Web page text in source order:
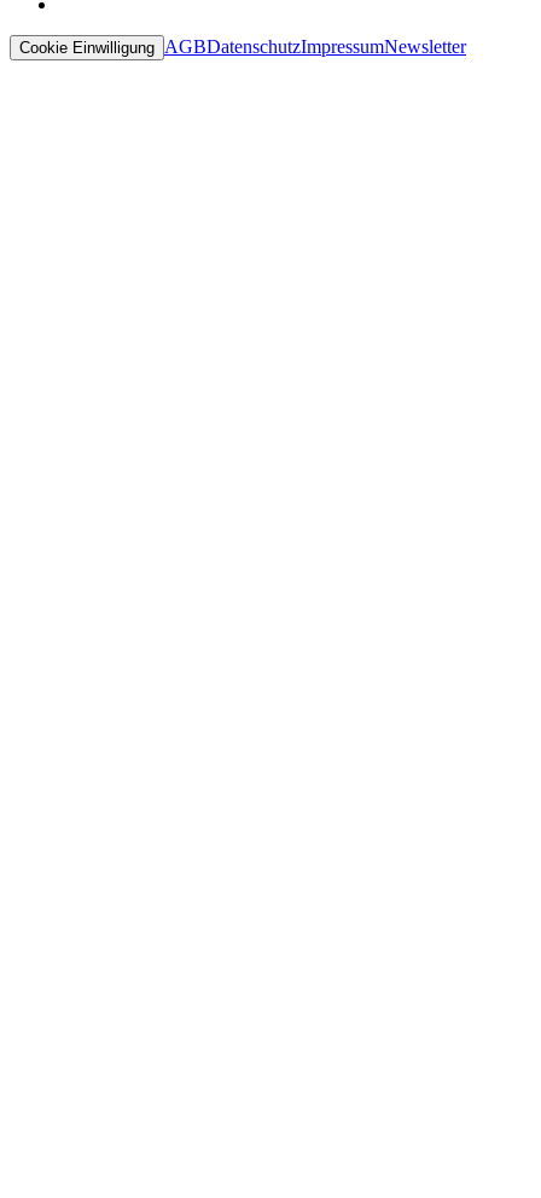
Cookie Einwilligung AGBDatenschutzImpressumNewsletter